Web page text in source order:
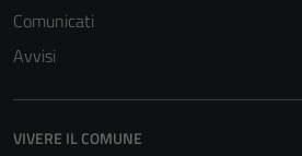
Comunicati
Avvisi
VIVERE IL COMUNE